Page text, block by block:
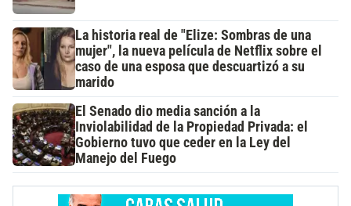
La historia real de "Elize: Sombras de una
mujer", la nueva película de Netflix sobre el
caso de una esposa que descuartizó a su
marido
El Senado dio media sanción a la
Inviolabilidad de la Propiedad Privada: el
Gobierno tuvo que ceder en la Ley del
Manejo del Fuego